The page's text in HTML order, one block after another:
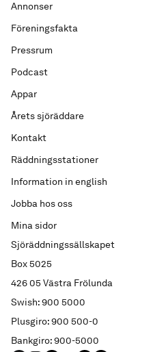
Sjöräddningssällskapet
Box 5025
426 05 Västra Frölunda
Swish: 900 5000
Plusgiro: 900 500-0
Bankgiro: 900-5000
Annonser
Föreningsfakta
Pressrum
Podcast
Appar
Årets sjöräddare
Kontakt
Räddningsstationer
Information in english
Jobba hos oss
Mina sidor